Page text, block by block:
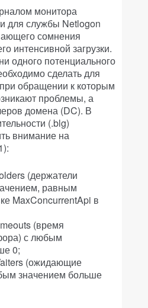
монитора
для службы Netlogon
сомнения
интенсивной загрузки.
одного потенциального
сделать для
обращении к которым
проблемы, а
домена (DC). В
(.blg)
внимание на
(держатели
равным
MaxConcurrentApi в
(время
с любым
0;
(ожидающие
значением больше